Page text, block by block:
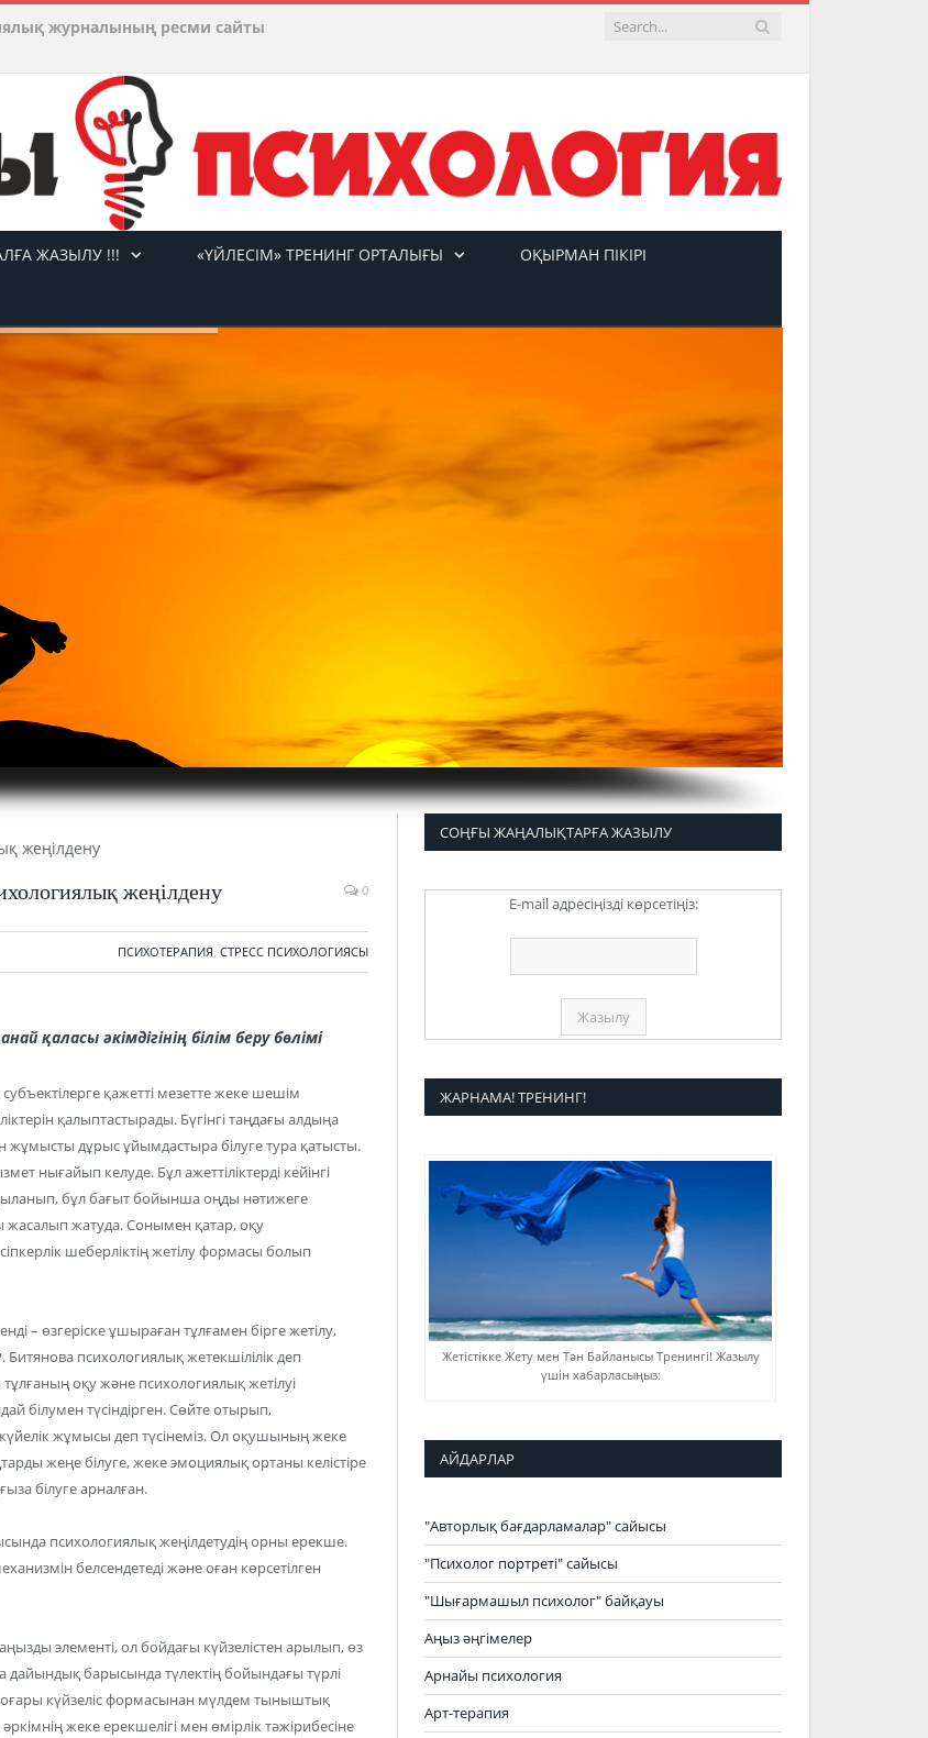
журналының ресми сайты
ЖАЗЫЛУ !!! «ҮЙЛЕСІМ» ТРЕНИНГ ОРТАЛЫҒЫ ОҚЫРМАН ПІКІРІ
жеңілдену 0
ПСИХОТЕРАПИЯ СТРЕСС ПСИХОЛОГИЯСЫ
қаласы әкімдігінің білім беру бөлімі
қажетті мезетте жеке шешім
қалыптастырады. Бүгінгі таңдағы алдыңа
жұмысты дұрыс ұйымдастыра білуге тура қатысты.
нығайып келуде. Бұл ажеттіліктерді кейінгі
бұл бағыт бойынша оңды нәтижеге
жасалып жатуда. Сонымен қатар, оқу
шеберліктің жетілу формасы болып
– өзгеріске ұшыраған тұлғамен бірге жетілу,
Битянова психологиялық жетекшілілік деп
оқу және психологиялық жетілуі
білумен түсіндірген. Сөйте отырып,
жұмысы деп түсінеміз. Ол оқушының жеке
жеңе білуге, жеке эмоциялық ортаны келістіре
білуге арналған.
психологиялық жеңілдетудің орны ерекше.
белсендетеді және оған көрсетілген
элементі, ол бойдағы күйзелістен арылып, өз
дайындық барысында түлектің бойындағы түрлі
жоғары күйзеліс формасынан мүлдем тыныштық
жеке ерекшелігі мен өмірлік тәжірибесіне
СОҢҒЫ ЖАҢАЛЫҚТАРҒА ЖАЗЫЛУ
E-mail адресіңізді көрсетіңіз:
ЖАРНАМА! ТРЕНИНГ!
Жетістікке Жету мен Тән Байланысы Тренингі! Жазылу
үшін хабарласыңыз:
АЙДАРЛАР
"Авторлық бағдарламалар" сайысы
"Психолог портреті" сайысы
"Шығармашыл психолог" байқауы
Аңыз әңгімелер
Арнайы психология
Арт-терапия